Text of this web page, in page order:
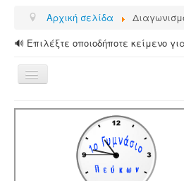
Αρχική σελίδα
🔊 Επιλέξτε οποιοδήποτε κείμενο
Εναλλαγή
πλοήγησης
ΑΡΧΙΚΗ
ΔΙΑΦΟΡΕΣ ΑΝΑΚΟΙΝΩΣΕΙΣ
ΤΟ ΣΧΟΛΕΙΟ ΜΑΣ